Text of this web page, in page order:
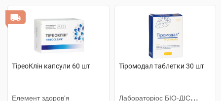
ТіреоКлін капсули 60 шт
Елемент здоров'я
Тіромодал таблетки 30 шт
Лабораторiос БIО-ДIС